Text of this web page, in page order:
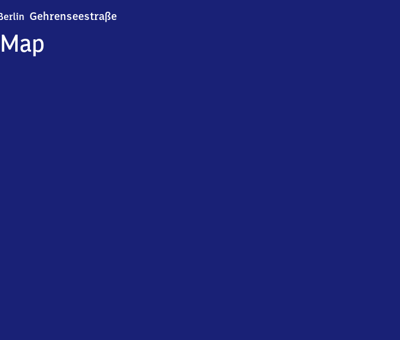
Gehrenseestraße
Map